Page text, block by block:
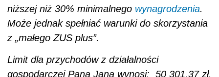
niższej niż 30% minimalnego wynagrodzenia.
Może jednak spełniać warunki do skorzystania
z „małego ZUS plus”.
Limit dla przychodów z działalności
gospodarczej Pana Jana wynosi: 50 301,37 zł.